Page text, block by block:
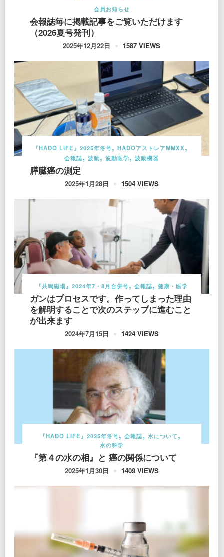
会員お知らせ
会報誌毎に掲載記事をご覧いただけます
（2026夏号発刊）
2025年12月22日 1587 VIEWS
『HADO LIFE』2025年冬号
HADOアストレアMMXX
会報誌
波動 波動医学 波動機器
膵臓癌の測定
2025年1月28日 1504 VIEWS
『共鳴磁場』2024年7・8月合併号 会報誌 健康・医学
ガンはプロセスです。作ってしまった理由
を解明することで次のステップに進むこと
が出来ます
2024年7月15日 1424 VIEWS
『HADO LIFE』2025年冬号 会報誌
水について
水の科学
『第４の水の相』と 癌の関係について
2025年1月30日 1409 VIEWS